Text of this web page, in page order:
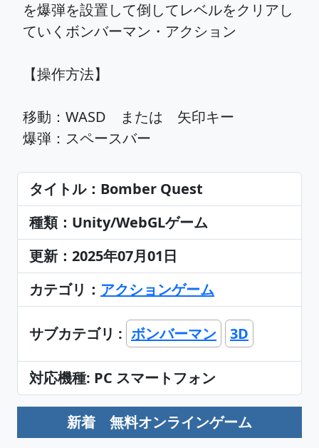
を爆弾を設置して倒してレベルをクリアし
ていくボンバーマン・アクション
【操作方法】
移動：WASD または 矢印キー
爆弾：スペースバー
タイトル：Bomber Quest
種類：Unity/WebGLゲーム
更新：2025年07月01日
カテゴリ： アクションゲーム
サブカテゴリ : ボンバーマン 3D
対応機種: PC スマートフォン
新着 無料オンラインゲーム